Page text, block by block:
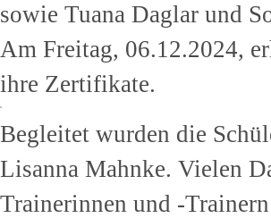
sowie Tuana Daglar und
Am Freitag, 06.12.2024,
ihre Zertifikate.
Begleitet wurden die
Lisanna Mahnke. Vielen
Trainerinnen und -